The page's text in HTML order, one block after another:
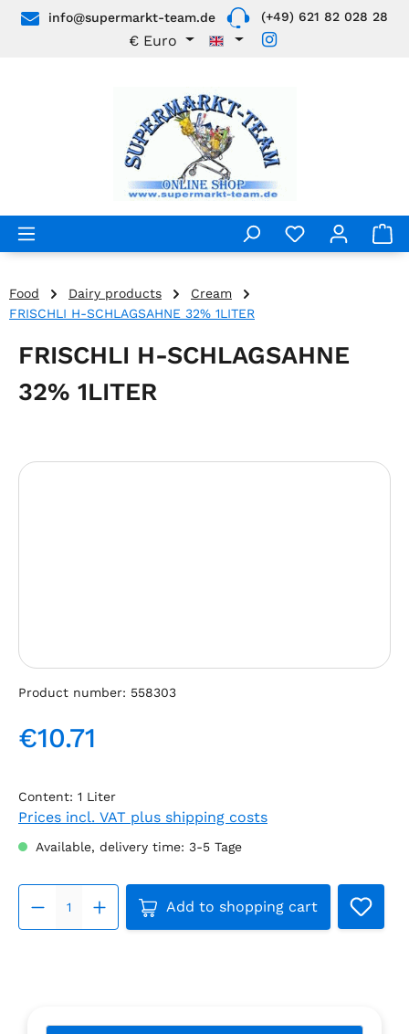
Skip to main content
info@supermarkt-team.de (+49) 621 82 028 28
€ Euro
Food Dairy products
Cream
FRISCHLI H-SCHLAGSAHNE 32% 1LITER
FRISCHLI H-SCHLAGSAHNE
32% 1LITER
Skip image gallery
Product number: 558303
Regular price:
€10.71
Content: 1 Liter
Prices incl. VAT plus shipping costs
Available, delivery time: 3-5 Tage
Product Quantity: Enter
Add to shopping cart